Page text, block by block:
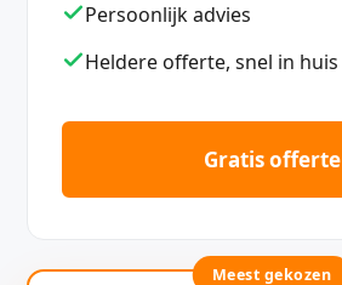
Persoonlijk advies
Heldere offerte, snel in huis
Gratis offerte
Meest gekozen